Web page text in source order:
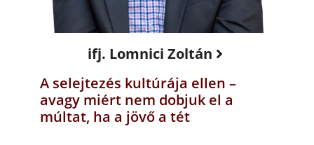
ifj. Lomnici Zoltán
A selejtezés kultúrája ellen –
avagy miért nem dobjuk el a
múltat, ha a jövő a tét